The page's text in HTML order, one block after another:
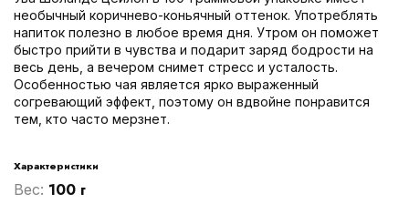
необычный коричнево-коньячный оттенок. Употреблять
напиток полезно в любое время дня. Утром он поможет
быстро прийти в чувства и подарит заряд бодрости на
весь день, а вечером снимет стресс и усталость.
Особенностью чая является ярко выраженный
согревающий эффект, поэтому он вдвойне понравится
тем, кто часто мерзнет.
Характеристики
Вес: 100 г